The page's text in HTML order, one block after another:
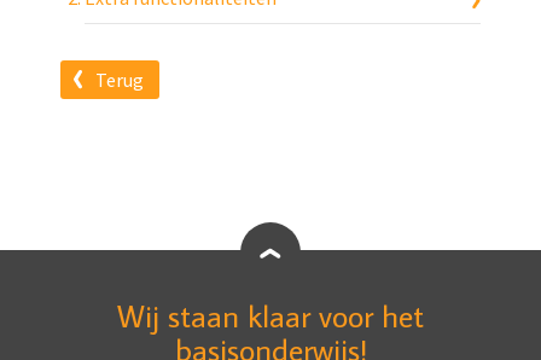
Terug
Wij staan klaar voor het
basisonderwijs!